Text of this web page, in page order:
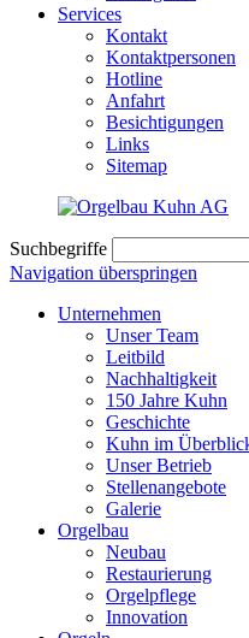
Services
Kontakt
Kontaktpersonen
Hotline
Anfahrt
Besichtigungen
Links
Sitemap
Suchbegriffe
Navigation überspringen
Unternehmen
Unser Team
Leitbild
Nachhaltigkeit
150 Jahre Kuhn
Geschichte
Kuhn im
Unser Betrieb
Stellenangebote
Galerie
Orgelbau
Neubau
Restaurierung
Orgelpflege
Innovation